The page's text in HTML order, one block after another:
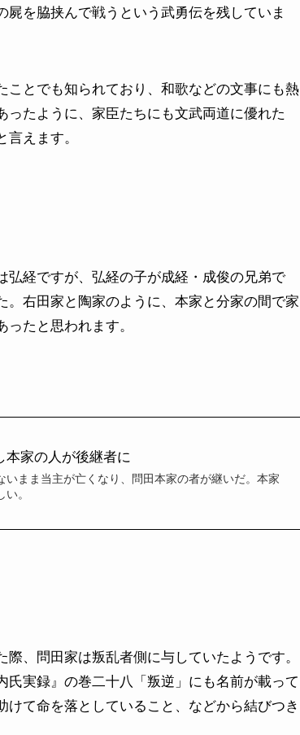
を脇挟んで戦うという武勇伝を残していま
とでも知られており、和歌などの文事にも熱
たように、家臣たちにも文武両道に優れた
えます。
経ですが、弘経の子が成経・成俊の兄弟で
右田家と陶家のように、本家と分家の間で家
たと思われます。
家の人が後継者に
まま当主が亡くなり、問田本家の者が継いだ。本家
。
、問田家は叛乱者側に与していたようです。
実録』の巻二十八「叛逆」にも名前が載って
て命を落としていること、などから結びつき